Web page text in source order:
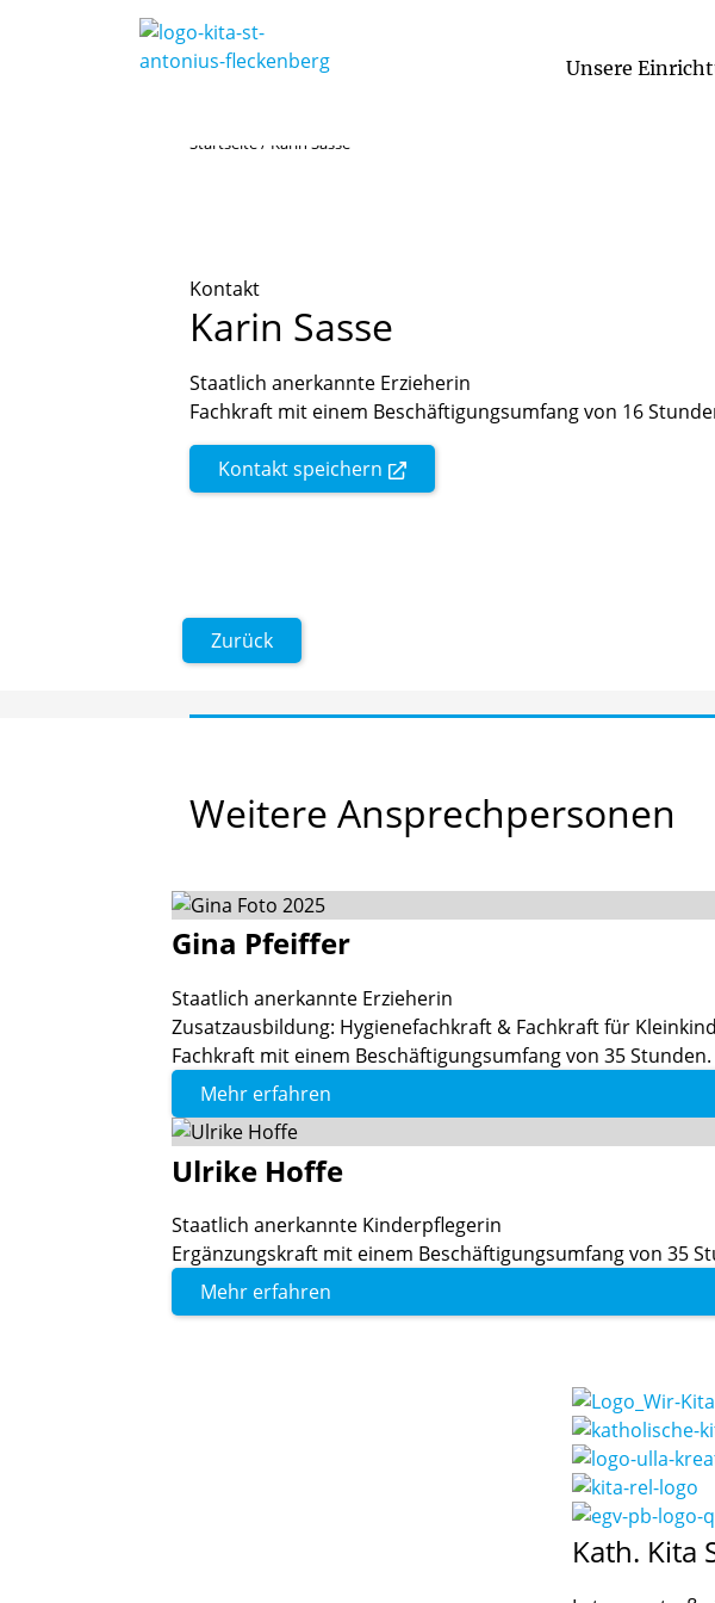
Unsere
Startseite/ Karin Sasse
Kontakt
Karin Sasse
Staatlich anerkannte Erzieherin
Fachkraft mit einem Beschäftigungsumfang von 16
Kontakt speichern
Zurück
Weitere Ansprechpersonen
Gina Pfeiffer
Staatlich anerkannte Erzieherin
Zusatzausbildung: Hygienefachkraft & Fachkraft für
Fachkraft mit einem Beschäftigungsumfang von 35 Stunden.
Mehr erfahren
Ulrike Hoffe
Staatlich anerkannte Kinderpflegerin
Ergänzungskraft mit einem Beschäftigungsumfang von 35
Mehr erfahren
Kath. Kita